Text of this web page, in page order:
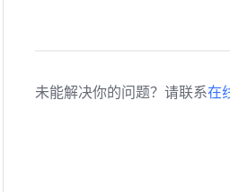
未能解决你的问题？请联系在